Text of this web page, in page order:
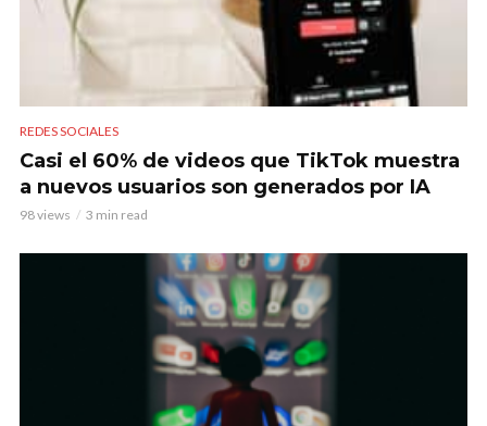
REDES SOCIALES
Casi el 60% de videos que TikTok muestra
a nuevos usuarios son generados por IA
98 views 3 min read